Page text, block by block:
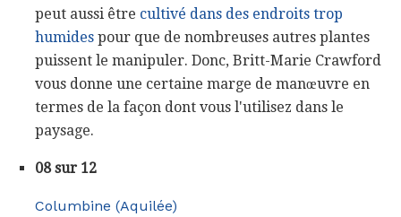
peut aussi être cultivé dans des endroits trop
humides pour que de nombreuses autres plantes
puissent le manipuler. Donc, Britt-Marie Crawford
vous donne une certaine marge de manœuvre en
termes de la façon dont vous l'utilisez dans le
paysage.
08 sur 12
Columbine (Aquilée)